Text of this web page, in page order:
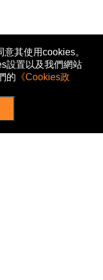
其使用cookies。
設置以及我們網站
的 《Cookies政